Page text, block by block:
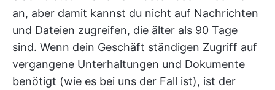
an, aber damit kannst du nicht auf Nachrichten
und Dateien zugreifen, die älter als 90 Tage
sind. Wenn dein Geschäft ständigen Zugriff auf
vergangene Unterhaltungen und Dokumente
benötigt (wie es bei uns der Fall ist), ist der